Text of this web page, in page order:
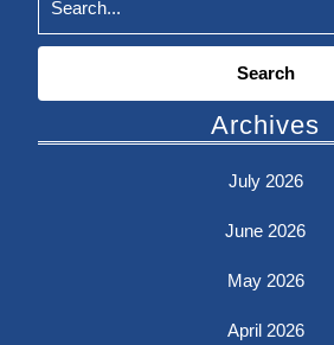
Search
Archives
July 2026
June 2026
May 2026
April 2026